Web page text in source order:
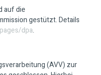
auf die
gestützt. Details
dpa.
(AVV) zur